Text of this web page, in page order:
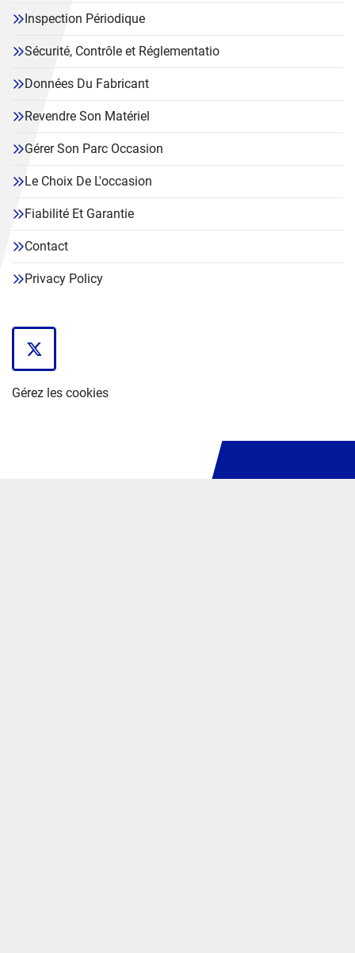
Inspection Périodique
Sécurité, Contrôle et Réglementatio
Données Du Fabricant
Revendre Son Matériel
Gérer Son Parc Occasion
Le Choix De L'occasion
Fiabilité Et Garantie
Contact
Privacy Policy
twitter
Gérez les cookies